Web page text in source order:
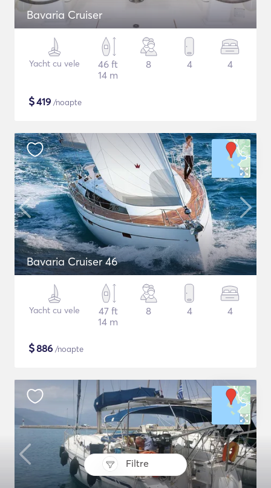
Filtre
Bavaria Cruiser
Yacht cu vele
46 ft
14 m
8 4 4
$419 /noapte
Bavaria Cruiser 46
Yacht cu vele
47 ft
14 m
8 4 4
$886 /noapte